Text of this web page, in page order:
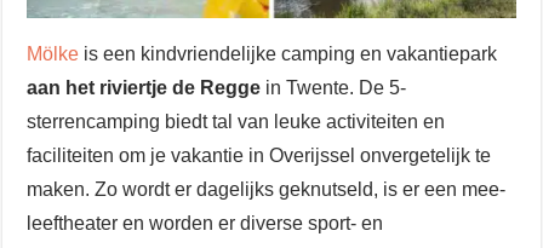
Mölke is een kindvriendelijke camping en vakantiepark
aan het riviertje de Regge in Twente. De 5-
sterrencamping biedt tal van leuke activiteiten en
faciliteiten om je vakantie in Overijssel onvergetelijk te
maken. Zo wordt er dagelijks geknutseld, is er een mee-
leeftheater en worden er diverse sport- en